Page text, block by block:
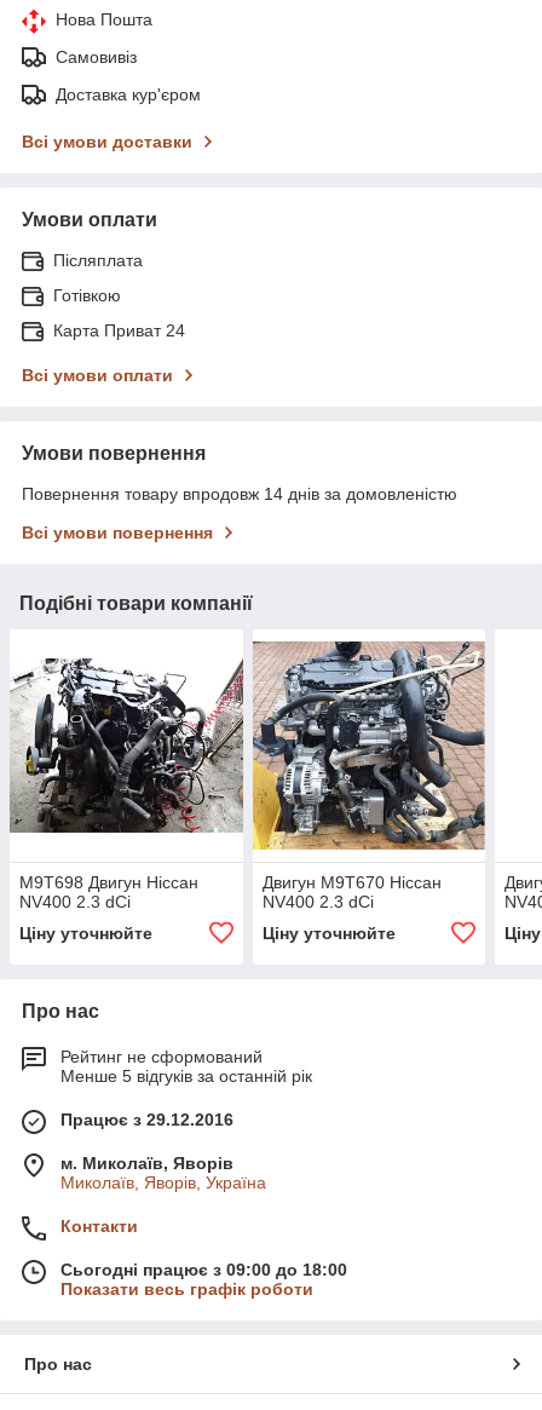
Нова Пошта
Самовивіз
Доставка кур'єром
Всі умови доставки
Умови оплати
Післяплата
Готівкою
Карта Приват 24
Всі умови оплати
Умови повернення
Повернення товару впродовж 14 днів за домовленістю
Всі умови повернення
Подібні товари компанії
M9T698 Двигун Ніссан
NV400 2.3 dCi
Ціну уточнюйте
Двигун M9T670 Ніссан
NV400 2.3 dCi
Ціну уточнюйте
Про нас
Рейтинг не сформований
Менше 5 відгуків за останній рік
Працює з 29.12.2016
м. Миколаїв, Яворів
Миколаїв, Яворів, Україна
Контакти
Сьогодні працює з 09:00 до 18:00
Показати весь графік роботи
Про нас